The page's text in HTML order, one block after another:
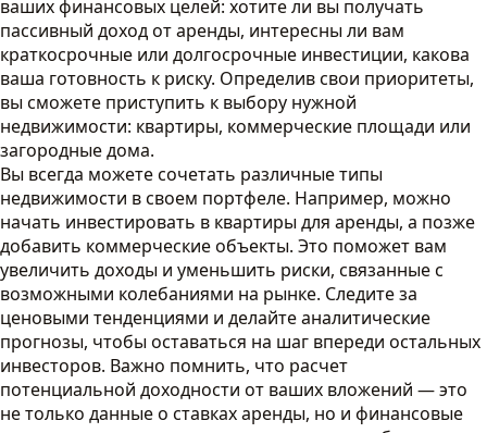
ваших финансовых целей: хотите ли вы получать
пассивный доход от аренды, интересны ли вам
краткосрочные или долгосрочные инвестиции, какова
ваша готовность к риску. Определив свои приоритеты,
вы сможете приступить к выбору нужной
недвижимости: квартиры, коммерческие площади или
загородные дома.
Вы всегда можете сочетать различные типы
недвижимости в своем портфеле. Например, можно
начать инвестировать в квартиры для аренды, а позже
добавить коммерческие объекты. Это поможет вам
увеличить доходы и уменьшить риски, связанные с
возможными колебаниями на рынке. Следите за
ценовыми тенденциями и делайте аналитические
прогнозы, чтобы оставаться на шаг впереди остальных
инвесторов. Важно помнить, что расчет
потенциальной доходности от ваших вложений — это
не только данные о ставках аренды, но и финансовые